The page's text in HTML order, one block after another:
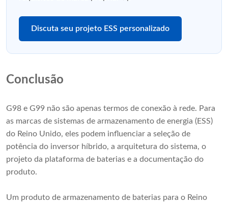
Discuta seu projeto ESS personalizado
Conclusão
G98 e G99 não são apenas termos de conexão à rede. Para
as marcas de sistemas de armazenamento de energia (ESS)
do Reino Unido, eles podem influenciar a seleção de
potência do inversor híbrido, a arquitetura do sistema, o
projeto da plataforma de baterias e a documentação do
produto.
Um produto de armazenamento de baterias para o Reino